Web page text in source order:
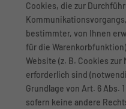
Cookies, die zur
bestimmter, von Ihnen
für die
Website (z. B. Cookies
erforderlich sind
Grundlage von Art. 6 Abs.
sofern keine andere